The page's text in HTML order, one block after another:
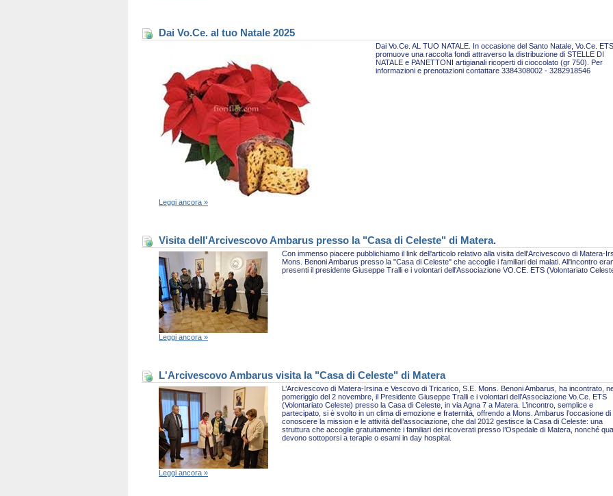
Dai Vo.Ce. al tuo Natale 2025
Dai Vo.Ce. AL TUO NATALE. In occasione del Santo Natale, Vo.Ce. ETS
promuove una raccolta fondi attraverso la distribuzione di STELLE DI
NATALE e PANETTONI artigianali ricoperti di cioccolato (gr 750). Per
informazioni e prenotazioni contattare 3384308002 - 3282918546
Leggi ancora »
Visita dell'Arcivescovo Ambarus presso la "Casa di Celeste" di Matera.
Con immenso piacere pubblichiamo il link dell'articolo relativo alla visita dell'Arcivescovo di Matera-
Mons. Benoni Ambarus presso la "Casa di Celeste" che accoglie i familiari dei malati. All'incontro
presenti il presidente Giuseppe Tralli e i volontari dell'Associazione VO.CE. ETS (Volontariato
Leggi ancora »
L'Arcivescovo Ambarus visita la "Casa di Celeste" di Matera
L’Arcivescovo di Matera-Irsina e Vescovo di Tricarico, S.E. Mons. Benoni Ambarus, ha incontrato,
pomeriggio del 2 novembre, il Presidente Giuseppe Tralli e i volontari dell’Associazione Vo.Ce. ETS
(Volontariato Celeste) presso la Casa di Celeste, in via Agna 7 a Matera. L’incontro, semplice e
partecipato, si è svolto in un clima di emozione e fraternità, offrendo a Mons. Ambarus l’occasione di
conoscere la mission e le attività dell’associazione, che dal 2012 gestisce la Casa di Celeste: una
struttura che accoglie gratuitamente i familiari dei ricoverati presso l’Ospedale di Matera, nonché
devono sottoporsi a terapie o esami in day hospital.
Leggi ancora »